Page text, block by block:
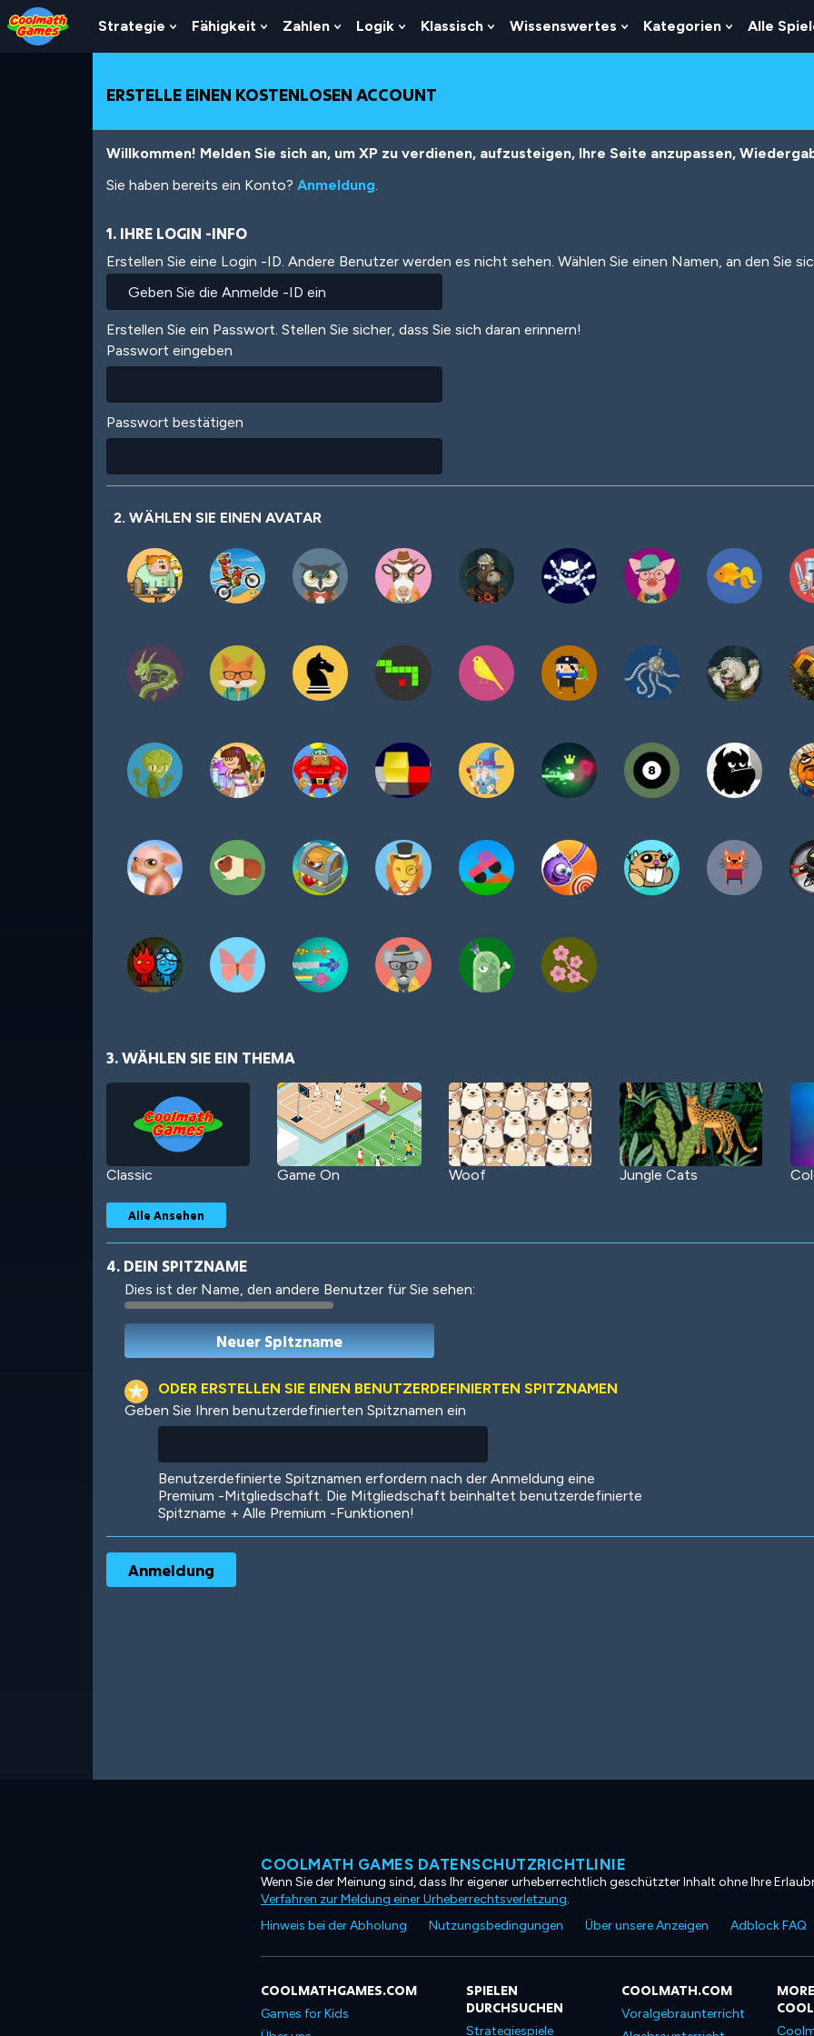
Skip
to
Top
Skip
to
Navigation
Skip
to
Main
Skip
to
Footer
Direkt
zum
Inhalt
Strategie
Show
Submenu
Strategie
Fähigkeit
Show
Submenu
Fähigkeit
Zahlen
Show
Submenu
Zahlen
Logik
Show
Submenu
Logik
Klassisch
Show
Submenu
Wissenswertes
Show
Submenu
Kategorien
Show
Submenu
Alle
ERSTELLE EINEN KOSTENLOSEN ACCOUNT
Willkommen! Melden Sie sich an, um XP zu verdienen, aufzusteigen, Ihre Seite anzupassen,
Sie haben bereits ein Konto? Anmeldung.
1. IHRE LOGIN -INFO
Erstellen Sie eine Login -ID. Andere Benutzer werden es nicht sehen. Wählen Sie einen Namen, an den Sie
Erstellen Sie ein Passwort. Stellen Sie sicher, dass Sie sich daran erinnern!
Passwort eingeben
Passwort bestätigen
2. WÄHLEN SIE EINEN AVATAR
3. WÄHLEN SIE EIN THEMA
Classic Game On Woof Jungle Cats
Robotic International
Ooh! Aah!
Alle Ansehen
4. DEIN SPITZNAME
Dies ist der Name, den andere Benutzer für Sie sehen:
ODER ERSTELLEN SIE EINEN BENUTZERDEFINIERTEN SPITZNAMEN
Geben Sie Ihren benutzerdefinierten Spitznamen ein
Benutzerdefinierte Spitznamen erfordern nach der Anmeldung eine
Premium -Mitgliedschaft. Die Mitgliedschaft beinhaltet benutzerdefinierte
Spitzname + Alle Premium -Funktionen!
COOLMATH GAMES DATENSCHUTZRICHTLINIE
Wenn Sie der Meinung sind, dass Ihr eigener urheberrechtlich geschützter Inhalt ohne Ihre
Verfahren zur Meldung einer Urheberrechtsverletzung.
Hinweis bei der Abholung
Nutzungsbedingungen Über unsere Anzeigen Adblock FAQ
COOLMATHGAMES.COM
Games for Kids
SPIELEN
DURCHSUCHEN
Strategiespiele
COOLMATH.COM
Voralgebraunterricht